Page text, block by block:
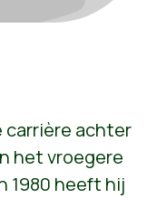
carrière achter
het vroegere
1980 heeft hij